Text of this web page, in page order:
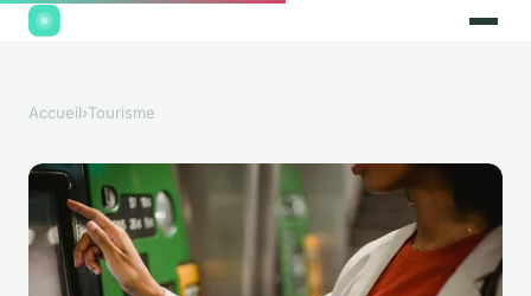
Accueil›Tourisme